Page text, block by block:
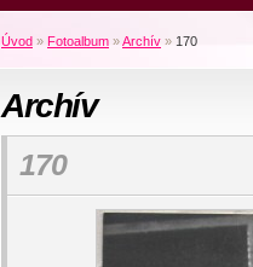
Úvod » Fotoalbum »Archív » 170
Archív
170